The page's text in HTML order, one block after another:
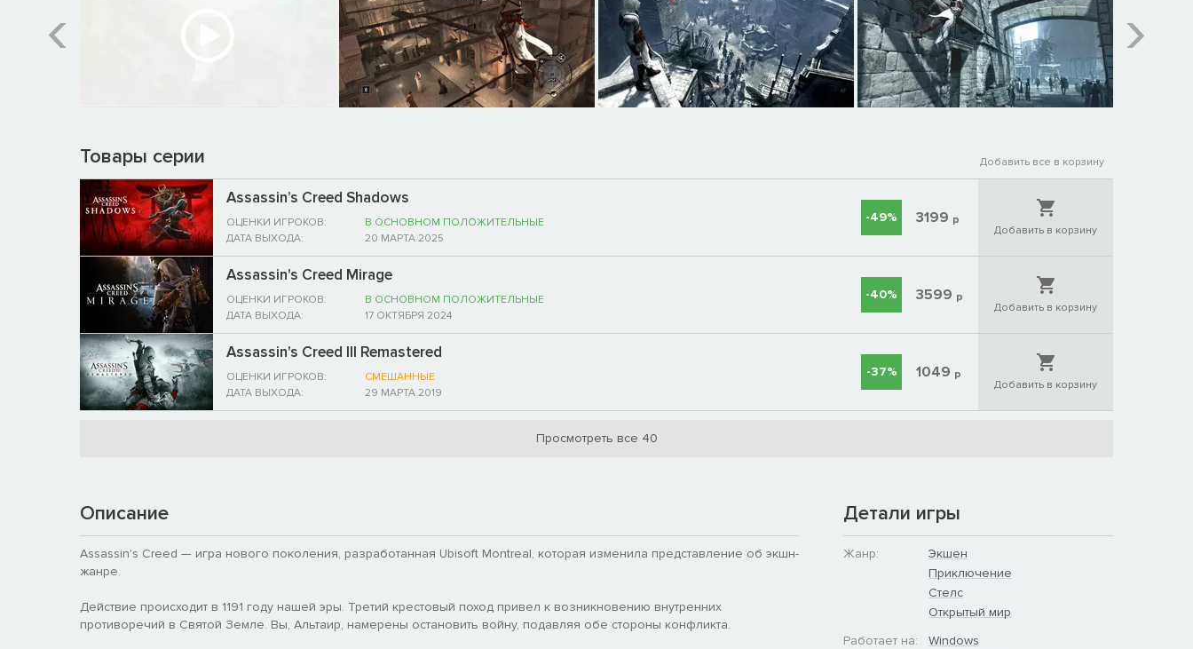
Товары серии Добавить все в корзину
Assassin’s Creed Shadows
ОЦЕНКИ ИГРОКОВ:
В ОСНОВНОМ ПОЛОЖИТЕЛЬНЫЕ
ДАТА ВЫХОДА:
20 МАРТА 2025
-49% 3199 р
Добавить в корзину
Assassin's Creed Mirage
ОЦЕНКИ ИГРОКОВ:
В ОСНОВНОМ ПОЛОЖИТЕЛЬНЫЕ
ДАТА ВЫХОДА:
17 ОКТЯБРЯ 2024
-40% 3599 р
Добавить в корзину
Assassin's Creed III Remastered
ОЦЕНКИ ИГРОКОВ:
СМЕШАННЫЕ
ДАТА ВЫХОДА:
29 МАРТА 2019
-37% 1049 р
Добавить в корзину
Просмотреть все 40
Описание
Assassin's Creed — игра нового поколения, разработанная Ubisoft Montreal, которая изменила представление об экшн-
жанре.
Действие происходит в 1191 году нашей эры. Третий крестовый поход привел к возникновению внутренних
противоречий в Святой Земле. Вы, Альтаир, намерены остановить войну, подавляя обе стороны конфликта.
Детали игры
Жанр:
Экшен
Приключение
Стелс
Открытый мир
Работает на:
Windows